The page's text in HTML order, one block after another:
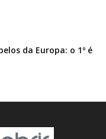
da Europa: o 1º é